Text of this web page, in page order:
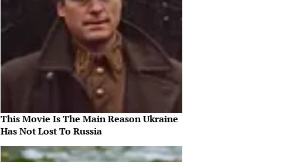
This Movie Is The Main Reason Ukraine
Has Not Lost To Russia